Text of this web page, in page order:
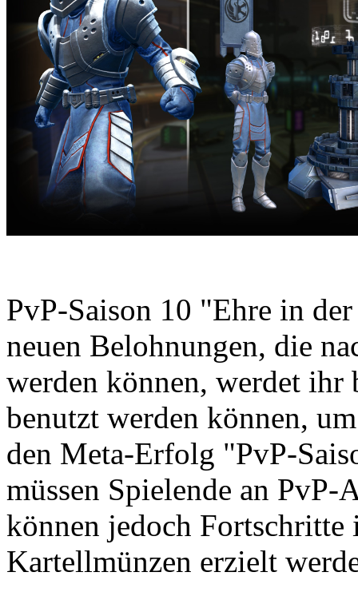
PvP-Saison 10 "Ehre in
neuen Belohnungen, die
werden können, werdet ihr
benutzt werden können,
den Meta-Erfolg "PvP-
müssen Spielende an
können jedoch
Kartellmünzen erzielt